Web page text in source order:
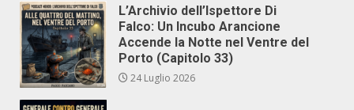
L’Archivio dell’Ispettore Di
Falco: Un Incubo Arancione
Accende la Notte nel Ventre del
Porto (Capitolo 33)
24 Luglio 2026